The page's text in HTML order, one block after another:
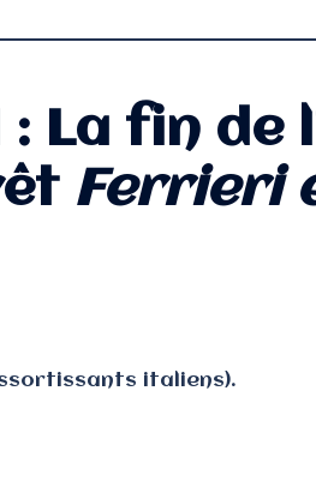
: La fin de
Ferrieri
italiens).